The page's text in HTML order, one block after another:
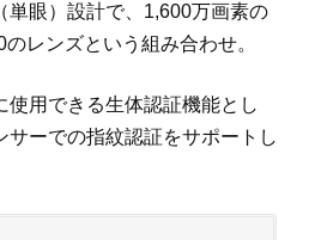
単眼）設計で、1,600万画素の
レンズという組み合わせ。
使用できる生体認証機能とし
サーでの指紋認証をサポートし